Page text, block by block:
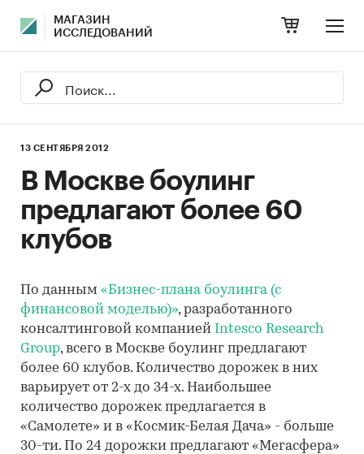
МАГАЗИН
ИССЛЕДОВАНИЙ
13 СЕНТЯБРЯ 2012
В Москве боулинг
предлагают более 60
клубов
По данным «Бизнес-плана боулинга (с
финансовой моделью)», разработанного
консалтинговой компанией Intesco Research
Group, всего в Москве боулинг предлагают
более 60 клубов. Количество дорожек в них
варьирует от 2-х до 34-х. Наибольшее
количество дорожек предлагается в
«Самолете» и в «Космик-Белая Дача» - больше
30-ти. По 24 дорожки предлагают «Мегасфера»